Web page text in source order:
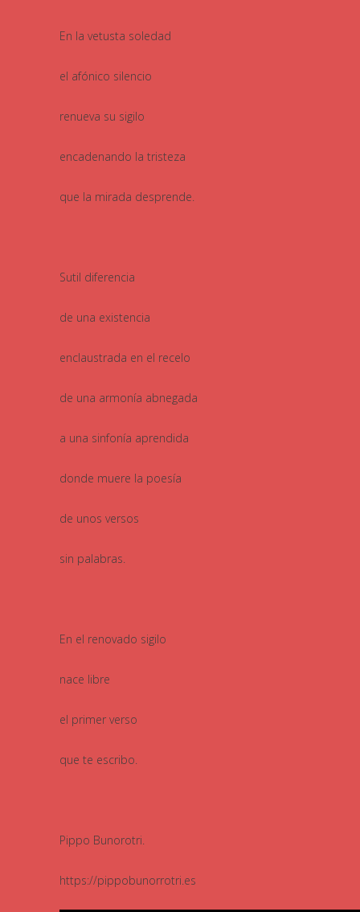
En la vetusta soledad
el afónico silencio
renueva su sigilo
encadenando la tristeza
que la mirada desprende.
Sutil diferencia
de una existencia
enclaustrada en el recelo
de una armonía abnegada
a una sinfonía aprendida
donde muere la poesía
de unos versos
sin palabras.
En el renovado sigilo
nace libre
el primer verso
que te escribo.
Pippo Bunorotri.
https://pippobunorrotri.es